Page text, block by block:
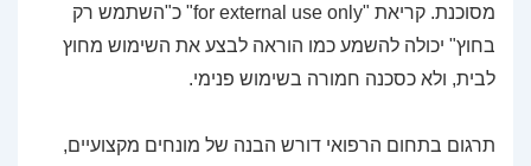
מסוכנת. קריאת "for external use only" כ"השתמש רק
בחוץ" יכולה להשמע כמו הוראה לבצע את השימוש מחוץ
לבית, ולא כסכנה חמורה בשימוש פנימי.
תרגום בתחום הרפואי דורש הבנה של מונחים מקצועיים,